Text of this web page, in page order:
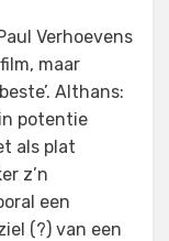
Verhoevens
maar
Althans:
potentie
als plat
z’n
een
(?) van een